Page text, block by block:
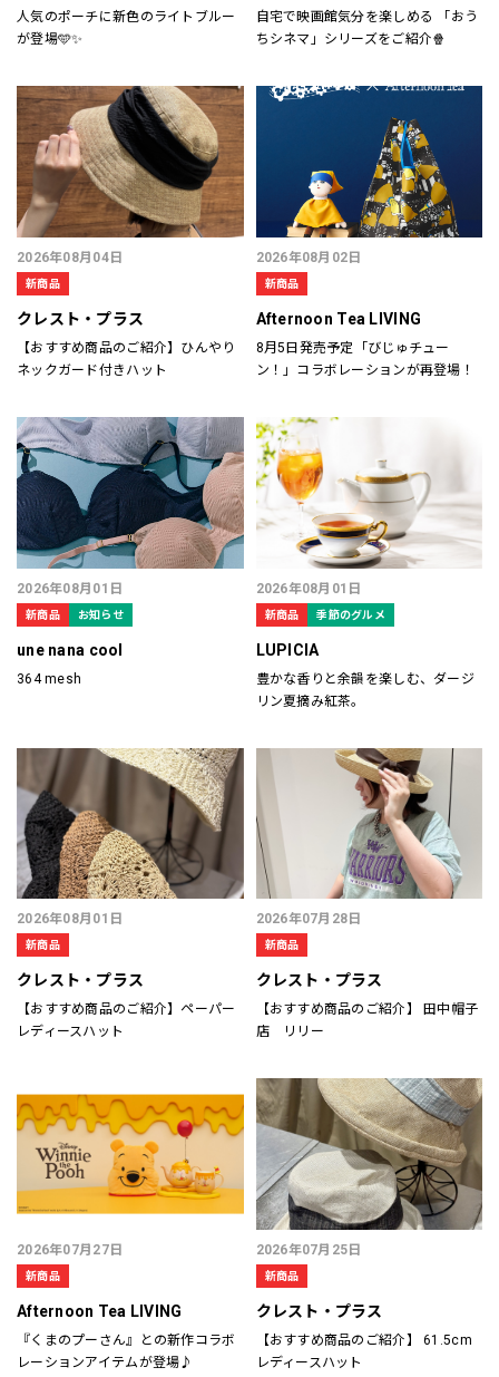
人気のポーチに新色のライトブルー
が登場🩵✨
自宅で映画館気分を楽しめる 「おう
ちシネマ」シリーズをご紹介🍿
2026年08月04日
新商品
クレスト・プラス
【おすすめ商品のご紹介】ひんやり
ネックガード付きハット
2026年08月02日
新商品
Afternoon Tea LIVING
8月5日発売予定「びじゅチュー
ン！」コラボレーションが再登場！
2026年08月01日
新商品 お知らせ
une nana cool
364 mesh
2026年08月01日
新商品 季節のグルメ
LUPICIA
豊かな香りと余韻を楽しむ、ダージ
リン夏摘み紅茶。
2026年08月01日
新商品
クレスト・プラス
【おすすめ商品のご紹介】ペーパー
レディースハット
2026年07月28日
新商品
クレスト・プラス
【おすすめ商品のご紹介】 田中帽子
店 リリー
2026年07月27日
新商品
Afternoon Tea LIVING
『くまのプーさん』との新作コラボ
レーションアイテムが登場♪
2026年07月25日
新商品
クレスト・プラス
【おすすめ商品のご紹介】 61.5cm
レディースハット